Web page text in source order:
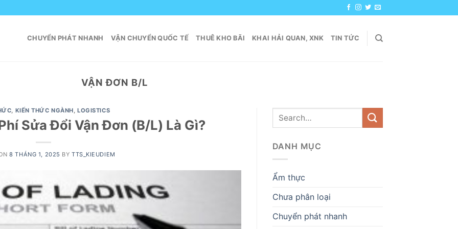
CHUYỂN PHÁT NHANH VẬN CHUYỂN QUỐC TẾ THUÊ KHO BÃI KHAI HẢI QUAN, XNK TIN TỨC
VẬN ĐƠN B/L
, KIẾN THỨC NGÀNH,LOGISTICS
Sửa Đổi Vận Đơn (B/L) Là Gì?
8 THÁNG 1, 2025 BYTTS_KIEUDIEM
DANH MỤC
Ẩm thực
Chưa phân loại
Chuyển phát nhanh